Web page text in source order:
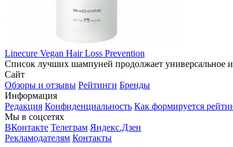
Linecure Vegan Hair Loss Prevention
Список лучших шампуней продолжает универсальное
Сайт
Обзоры и отзывы Рейтинги Бренды
Информация
Редакция Конфиденциальность Как формируется
Мы в соцсетях
ВКонтакте Телеграм Яндекс.Дзен
Рекламодателям Контакты